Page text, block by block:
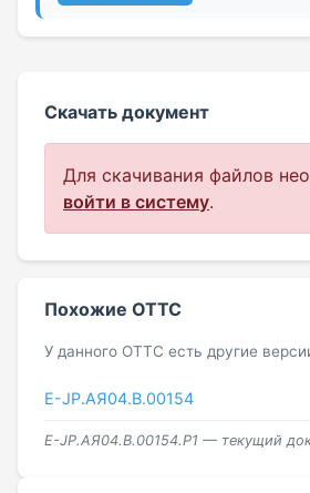
Скачать документ
Для скачивания файлов
войти в систему.
Похожие ОТТС
У данного ОТТС есть другие
Е-JP.АЯ04.В.00154
Е-JP.АЯ04.В.00154.Р1 — текущий